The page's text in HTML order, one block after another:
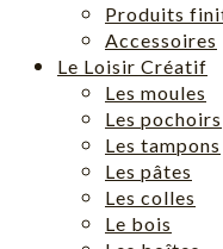
Produits
Accessoires
Le Loisir Créatif
Les moules
Les pochoirs
Les tampons
Les pâtes
Les colles
Le bois